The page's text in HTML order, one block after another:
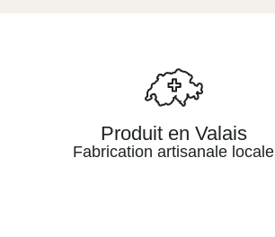
Produit en Valais
Fabrication artisanale locale